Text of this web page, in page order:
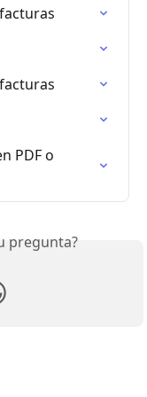
PDF o
pregunta?